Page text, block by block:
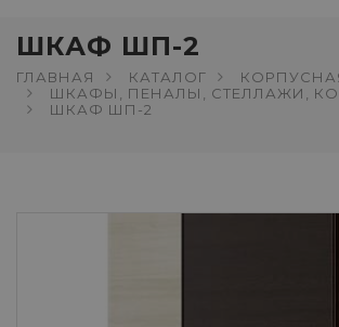
ШКАФ ШП-2
ГЛАВНАЯ КАТАЛОГ
ШКАФЫ, ПЕНАЛЫ, СТЕЛЛАЖИ,
ШКАФ ШП-2